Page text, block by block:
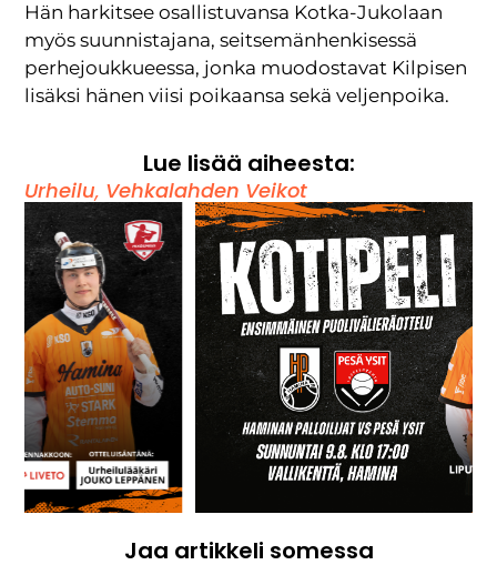
Hän harkitsee osallistuvansa Kotka-Jukolaan
myös suunnistajana, seitsemänhenkisessä
perhejoukkueessa, jonka muodostavat Kilpisen
lisäksi hänen viisi poikaansa sekä veljenpoika.
Lue lisää aiheesta:
Urheilu, Vehkalahden Veikot
Jaa artikkeli somessa